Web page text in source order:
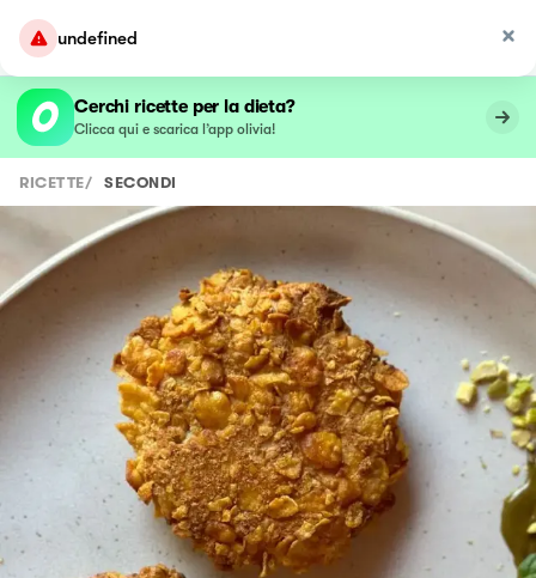
undefined
Cerchi ricette per la dieta?
Clicca qui e scarica l’app olivia!
RICETTE/ SECONDI